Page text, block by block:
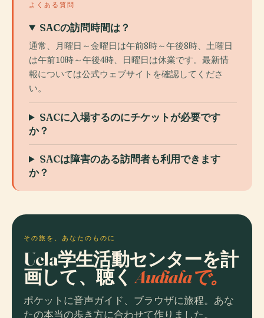
よくある質問
SACの訪問時間は？
通常、月曜日～金曜日は午前8時～午後8時、土曜日
は午前10時～午後4時、日曜日は休業です。最新情
報については公式ウェブサイトを確認してくださ
い。
SACに入場するのにチケットが必要です
か？
SACは障害のある訪問者も利用できます
か？
その旅を、あなたのものに
Ucla学生活動センターを計
画して、聴くAudialaで。
ポケットに音声ガイド、ブラウザに旅程。あな
たの本当の歩き方に合わせて作りました。